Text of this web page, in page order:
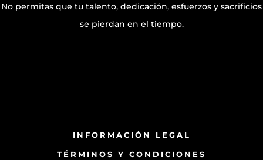
No permitas que tu talento, dedicación, esfuerzos y sacrificios
se pierdan en el tiempo.
INFORMACIÓN LEGAL
TÉRMINOS Y CONDICIONES